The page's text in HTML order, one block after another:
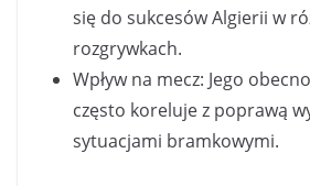
się do sukcesów Algierii w
rozgrywkach.
Wpływ na mecz: Jego
często koreluje z poprawą
sytuacjami bramkowymi.